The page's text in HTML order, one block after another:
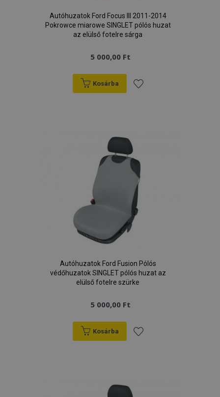
Autóhuzatok Ford Focus III 2011-2014
Pokrowce miarowe SINGLET pólós huzat
az elülső fotelre sárga
5 000,00 Ft
Kosárba
kívánságlistához
Autóhuzatok Ford Fusion Pólós
védőhuzatok SINGLET pólós huzat az
elülső fotelre szürke
5 000,00 Ft
Kosárba
kívánságlistához